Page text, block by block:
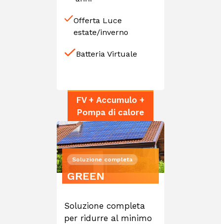
Offerta Luce
estate/inverno
Batteria Virtuale
FV + Accumulo +
Pompa di calore
Soluzione completa
GREEN
Soluzione completa
per ridurre al minimo